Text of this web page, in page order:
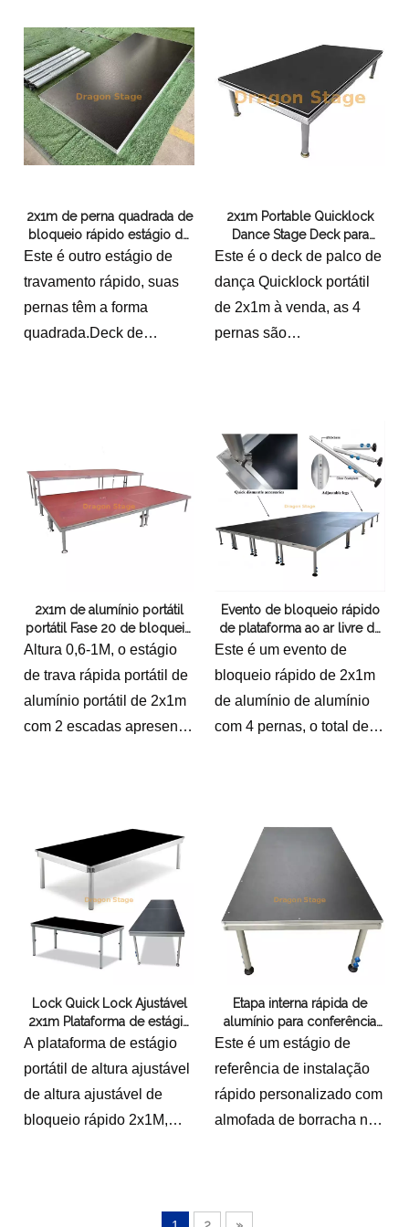
2x1m de perna quadrada de
bloqueio rápido estágio de
montagem fácil
Este é outro estágio de
travamento rápido, suas
pernas têm a forma
quadrada.Deck de
40kg
Volume de embalagem:
0,25cbm
2x1m Portable Quicklock
Dance Stage Deck para
venda
Este é o deck de palco de
dança Quicklock portátil
de 2x1m à venda, as 4
pernas são
2x1m de alumínio portátil
portátil Fase 20 de bloqueio
20 peças com 2 escadas
Altura 0,6-1M, o estágio
de trava rápida portátil de
alumínio portátil de 2x1m
com 2 escadas apresenta
no planejamento e
produção de eventos. Sua
versatilidade,
durabilidade e recursos
de segurança o tornam
um ativo valioso para criar
e memoráveis. Seja
hospedando um pequeno
concerto, uma
apresentação corporativa
ou um grande festival,
Evento de bloqueio rápido
de plataforma ao ar livre de
casamento de alumínio com
Este é um evento de
bloqueio rápido de 2x1m
de alumínio de alumínio
com 4 pernas, o total de
Lock Quick Lock Ajustável
2x1m Plataforma de estágio
portátil de alumínio 7x6m
A plataforma de estágio
portátil de altura ajustável
de altura ajustável de
bloqueio rápido 2x1M,
Etapa interna rápida de
alumínio para conferência
10x4m
Este é um estágio de
referência de instalação
rápido personalizado com
almofada de borracha nos
escadas